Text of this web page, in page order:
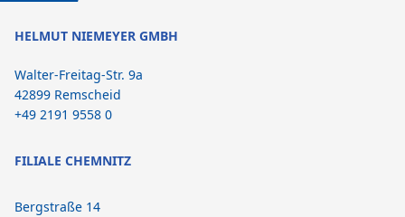
HELMUT NIEMEYER GMBH
Walter-Freitag-Str. 9a
42899 Remscheid
+49 2191 9558 0
FILIALE CHEMNITZ
Bergstraße 14